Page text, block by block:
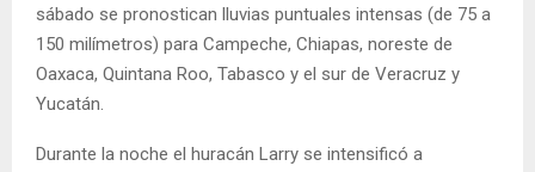
sábado se pronostican lluvias puntuales intensas (de 75 a
150 milímetros) para Campeche, Chiapas, noreste de
Oaxaca, Quintana Roo, Tabasco y el sur de Veracruz y
Yucatán.
Durante la noche el huracán Larry se intensificó a